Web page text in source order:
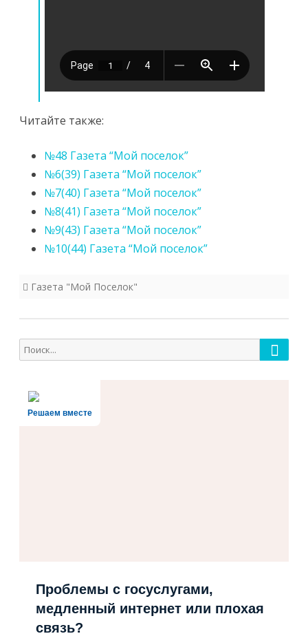
Читайте также:
№48 Газета “Мой поселок”
№6(39) Газета “Мой поселок”
№7(40) Газета “Мой поселок”
№8(41) Газета “Мой поселок”
№9(43) Газета “Мой поселок”
№10(44) Газета “Мой поселок”
Газета "Мой Поселок"
Поиск
для:
Поиск
Решаем вместе
Проблемы с госуслугами,
медленный интернет или плохая
связь?